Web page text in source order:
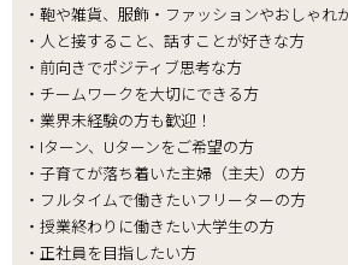
・鞄や雑貨、服飾・ファッションやおしゃれ
・人と接すること、話すことが好きな方
・前向きでポジティブ思考な方
・チームワークを大切にできる方
・業界未経験の方も歓迎！
・Iターン、Uターンをご希望の方
・子育てが落ち着いた主婦（主夫）の方
・フルタイムで働きたいフリーターの方
・授業終わりに働きたい大学生の方
・正社員を目指したい方